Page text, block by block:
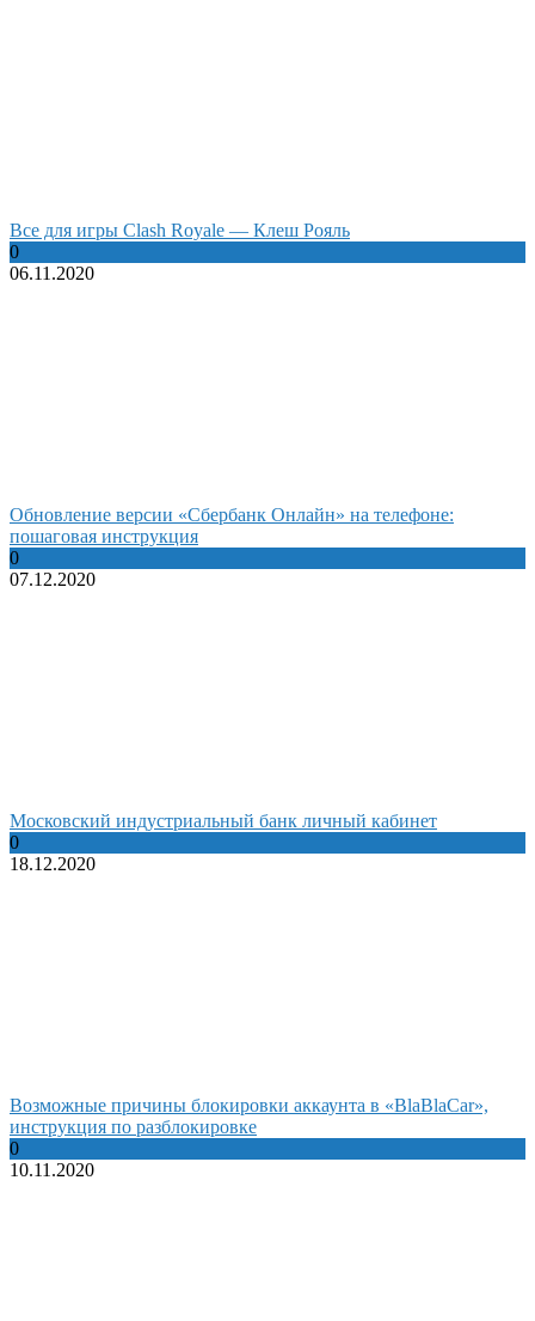
Все для игры Clash Royale — Клеш Рояль
0
06.11.2020
Обновление версии «Сбербанк Онлайн» на телефоне:
пошаговая инструкция
0
07.12.2020
Московский индустриальный банк личный кабинет
0
18.12.2020
Возможные причины блокировки аккаунта в «BlaBlaCar»,
инструкция по разблокировке
0
10.11.2020